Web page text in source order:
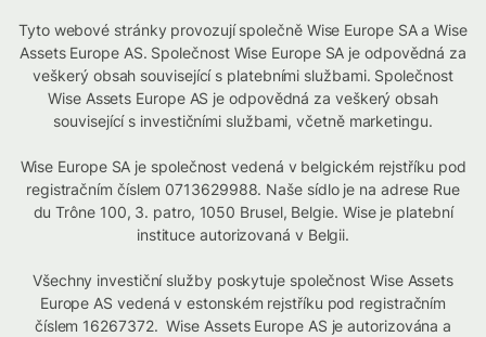
Tyto webové stránky provozují společně Wise Europe SA a Wise
Assets Europe AS. Společnost Wise Europe SA je odpovědná za
veškerý obsah související s platebními službami. Společnost
Wise Assets Europe AS je odpovědná za veškerý obsah
související s investičními službami, včetně marketingu.
Wise Europe SA je společnost vedená v belgickém rejstříku pod
registračním číslem 0713629988. Naše sídlo je na adrese Rue
du Trône 100, 3. patro, 1050 Brusel, Belgie. Wise je platební
instituce autorizovaná v Belgii.
Všechny investiční služby poskytuje společnost Wise Assets
Europe AS vedená v estonském rejstříku pod registračním
číslem 16267372. Wise Assets Europe AS je autorizována a